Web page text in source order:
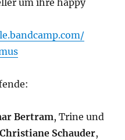
um ihre happy
Bertram, Trine und
Christiane Schauder,